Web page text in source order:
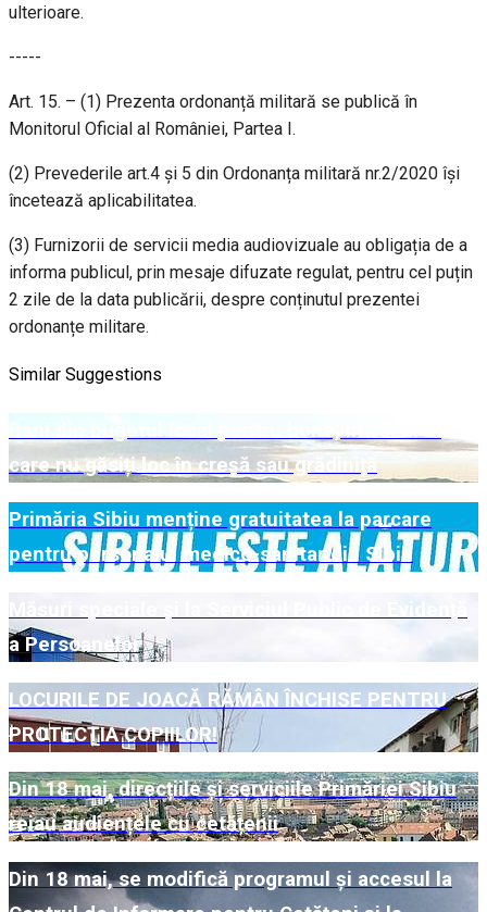
ulterioare.
-----
Art. 15. – (1) Prezenta ordonanță militară se publică în
Monitorul Oficial al României, Partea I.
(2) Prevederile art.4 și 5 din Ordonanța militară nr.2/2020 își
încetează aplicabilitatea.
(3) Furnizorii de servicii media audiovizuale au obligația de a
informa publicul, prin mesaje difuzate regulat, pentru cel puțin
2 zile de la data publicării, despre conținutul prezentei
ordonanțe militare.
Similar Suggestions
Bani din bugetul local pentru bone, în cazul în
care nu găsiți loc în creșă sau grădiniță
Primăria Sibiu menține gratuitatea la parcare
pentru personalul medico-sanitar din Sibiu
Măsuri speciale și la Serviciul Public de Evidență
a Persoanelor
LOCURILE DE JOACĂ RĂMÂN ÎNCHISE PENTRU
PROTECȚIA COPIILOR!
Din 18 mai, direcțiile și serviciile Primăriei Sibiu
reiau audiențele cu cetățenii
Din 18 mai, se modifică programul și accesul la